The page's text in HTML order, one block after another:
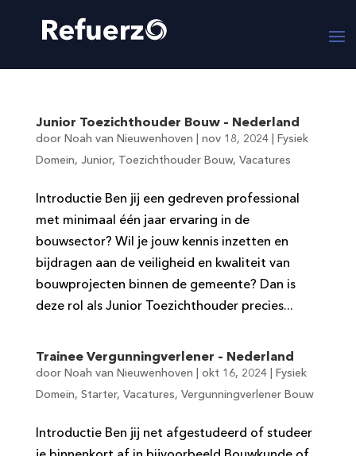
Junior Toezichthouder Bouw – Nederland
door Noah van Nieuwenhoven nov 18, 2024| Fysiek
Domein, Junior, Toezichthouder Bouw, Vacatures
Introductie Ben jij een gedreven professional
met minimaal één jaar ervaring in de
bouwsector? Wil je jouw kennis inzetten en
bijdragen aan de veiligheid en kwaliteit van
bouwprojecten binnen de gemeente? Dan is
deze rol als Junior Toezichthouder precies...
Trainee Vergunningverlener – Nederland
door Noah van Nieuwenhoven okt 16, 2024| Fysiek
Domein, Starter, Vacatures, Vergunningverlener Bouw
Introductie Ben jij net afgestudeerd of studeer